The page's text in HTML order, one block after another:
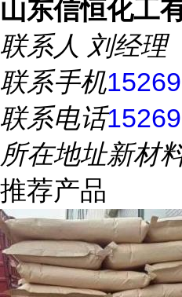
山东信恒化工
联系人 刘经理
联系手机
联系电话
所在地址新材
推荐产品